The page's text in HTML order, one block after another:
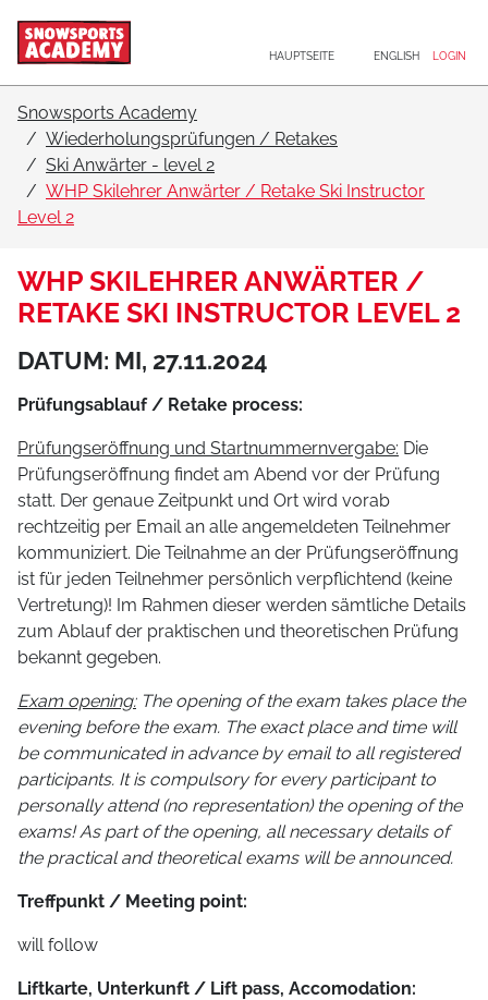
HAUPTSEITE ENGLISH LOGIN
Snowsports Academy
Wiederholungsprüfungen / Retakes
Ski Anwärter - level 2
WHP Skilehrer Anwärter / Retake Ski Instructor
Level 2
WHP SKILEHRER ANWÄRTER /
RETAKE SKI INSTRUCTOR LEVEL 2
DATUM: MI, 27.11.2024
Prüfungsablauf / Retake process:
Prüfungseröffnung und Startnummernvergabe: Die
Prüfungseröffnung findet am Abend vor der Prüfung
statt. Der genaue Zeitpunkt und Ort wird vorab
rechtzeitig per Email an alle angemeldeten Teilnehmer
kommuniziert. Die Teilnahme an der Prüfungseröffnung
ist für jeden Teilnehmer persönlich verpflichtend (keine
Vertretung)! Im Rahmen dieser werden sämtliche Details
zum Ablauf der praktischen und theoretischen Prüfung
bekannt gegeben.
Exam opening:The opening of the exam takes place the
evening before the exam. The exact place and time will
be communicated in advance by email to all registered
participants. It is compulsory for every participant to
personally attend (no representation) the opening of the
exams! As part of the opening, all necessary details of
the practical and theoretical exams will be announced.
Treffpunkt / Meeting point:
will follow
Liftkarte, Unterkunft / Lift pass, Accomodation: